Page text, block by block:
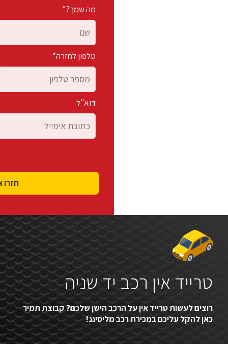
מה שמך?*
טלפון לחזרה*
דוא"ל
טרייד אין רכב יד שניה
רוצים לעשות טרייד אין על הרכב הישן שלכם? קבוצת תמיר
כאן להקל עליכם במכירת רכב מליסינג!